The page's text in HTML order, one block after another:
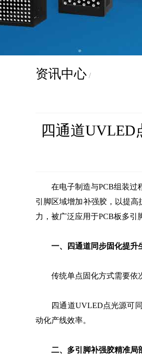
资讯中心 /
四通道UVLED
在电子制造与PCB组装过程
引脚区域增加补强胶，以提
力，被广泛应用于PCB板多引
一、四通道同步固化提升
传统单点固化方式需要依次
四通道UVLED点光源可同
动化产线效率。
二、多引脚补强胶精准局